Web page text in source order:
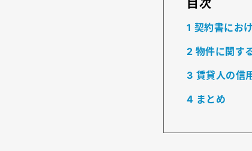
目次
1 契約書にお
2 物件に関す
3 賃貸人の信
4 まとめ